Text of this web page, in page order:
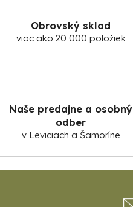
Obrovský sklad
viac ako 20 000 položiek
Naše predajne a osobný
odber
v Leviciach a Šamoríne
Z